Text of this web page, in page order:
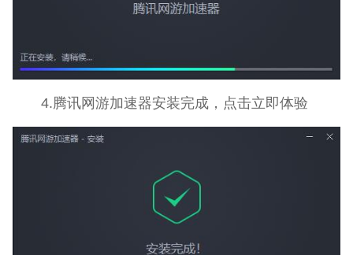
4.腾讯网游加速器安装完成，点击立即体验